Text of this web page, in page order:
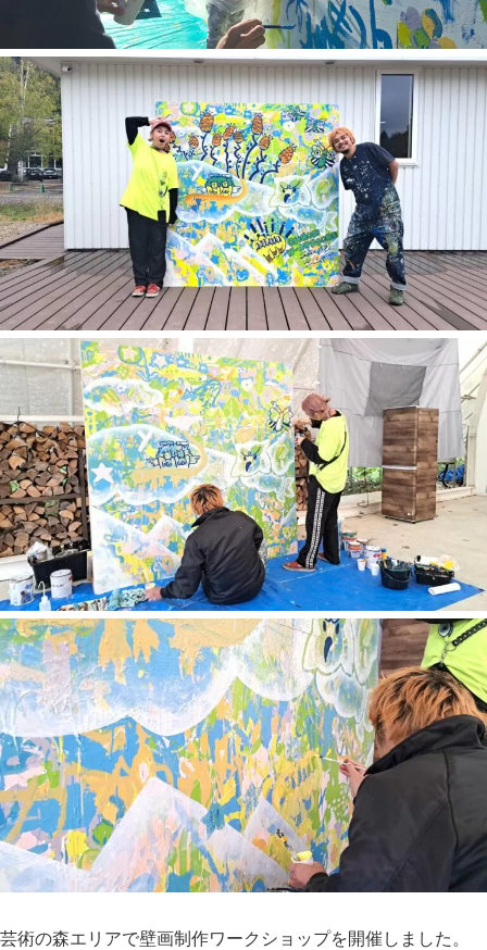
芸術の森エリアで壁画制作ワークショップを開催しました。